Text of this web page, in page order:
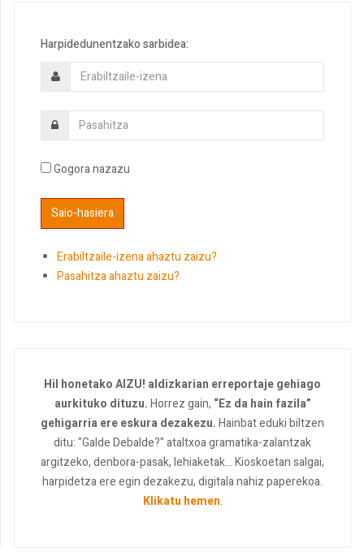
Harpidedunentzako sarbidea:
Gogora nazazu
Erabiltzaile-izena ahaztu zaizu?
Pasahitza ahaztu zaizu?
Hil honetako AIZU! aldizkarian erreportaje gehiago
aurkituko dituzu.Horrez gain, “Ez da hain fazila”
gehigarria ere eskura dezakezu.Hainbat eduki biltzen
ditu: "Galde Debalde?" ataltxoa gramatika-zalantzak
argitzeko, denbora-pasak, lehiaketak... Kioskoetan salgai,
harpidetza ere egin dezakezu, digitala nahiz paperekoa.
Klikatu hemen.